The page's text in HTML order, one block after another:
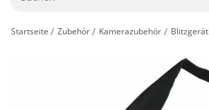
Startseite Zubehör Kamerazubehör Blitzgerät